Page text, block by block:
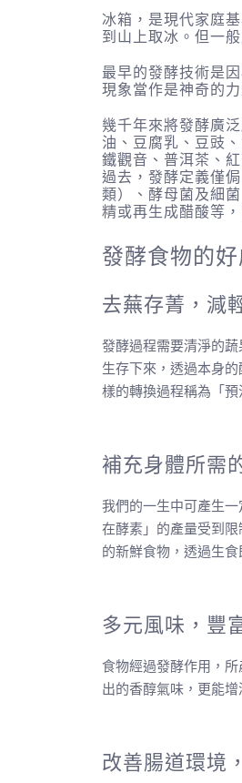
冰箱，是現代家庭
到山上取冰。但一
最早的發酵技術是
現象當作是神奇的
幾千年來將發酵廣
油、豆腐乳、豆豉
鐵觀音、普洱茶、
過去，發酵定義僅
類）、酵母菌及細
精或再生成醋酸等
發酵食物的好
去蕪存菁，減
發酵過程需要清淨的
生存下來，透過本身
樣的轉換過程稱為「
補充身體所需
我們的一生中可產生
在酵素」的產量受到
的新鮮食物，透過生
多元風味，豐
食物經過發酵作用，
出的香醇氣味，更能
改善腸道環境